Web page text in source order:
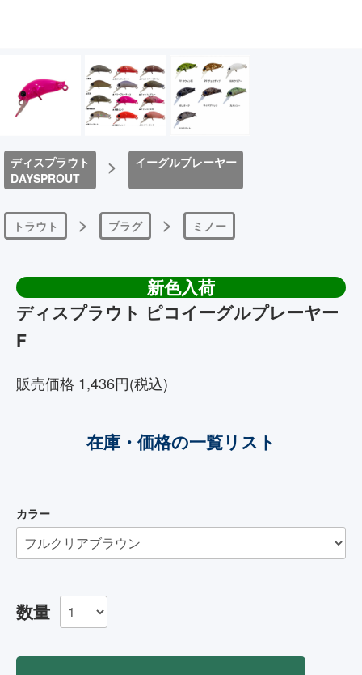
ディスプラウト
DAYSPROUT
> イーグルプレーヤー
トラウト > プラグ > ミノー
新色入荷
ディスプラウト ピコイーグルプレーヤー
F
販売価格 1,436円(税込)
在庫・価格の一覧リスト
カラー
数量